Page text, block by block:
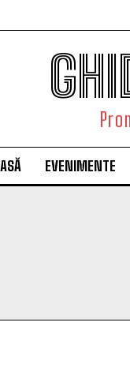
EVENIMENTE